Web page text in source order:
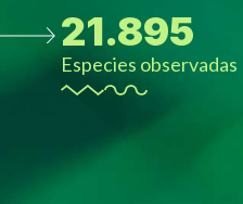
21.895
Especies observadas